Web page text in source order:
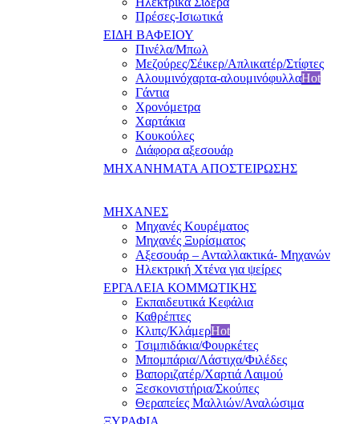
Πρέσες-Ισιωτικά
ΕΙΔΗ ΒΑΦΕΙΟΥ
Πινέλα/Μπωλ
Μεζούρες/Σέικερ/Απλικατέρ/Στίφτες
Αλουμινόχαρτα-αλουμινόφυλλαHot
Γάντια
Χρονόμετρα
Χαρτάκια
Κουκούλες
Διάφορα αξεσουάρ
ΜΗΧΑΝΗΜΑΤΑ ΑΠΟΣΤΕΙΡΩΣΗΣ
ΜΗΧΑΝΕΣ
Μηχανές Κουρέματος
Μηχανές Ξυρίσματος
Αξεσουάρ – Ανταλλακτικά- Μηχανών
Ηλεκτρική Χτένα για ψείρες
ΕΡΓΑΛΕΙΑ ΚΟΜΜΩΤΙΚΗΣ
Εκπαιδευτικά Κεφάλια
Καθρέπτες
Κλιπς/ΚλάμερHot
Τσιμπιδάκια/Φουρκέτες
Μπομπάρια/Λάστιχα/Φιλέδες
Βαποριζατέρ/Χαρτιά Λαιμού
Ξεσκονιστήρια/Σκούπες
Θεραπείες Μαλλιών/Αναλώσιμα
ΞΥΡΑΦΙΑ